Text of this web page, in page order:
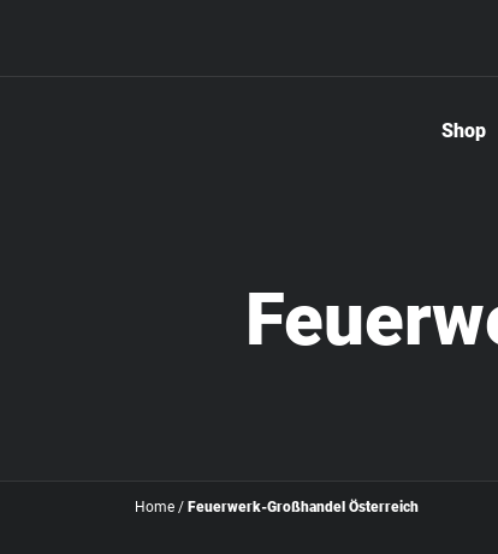
Shop
Home / Feuerwerk-Großhandel Österreich